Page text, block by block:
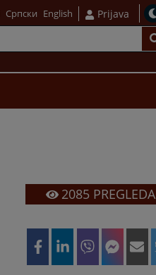
Српски English Prijava
2085PREGLEDA